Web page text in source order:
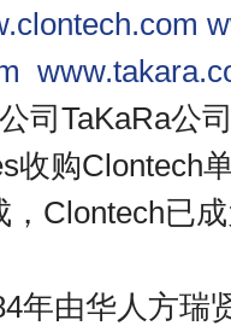
司 TaKaRa公
收购Clontech
Clontech已
年由华人方瑞